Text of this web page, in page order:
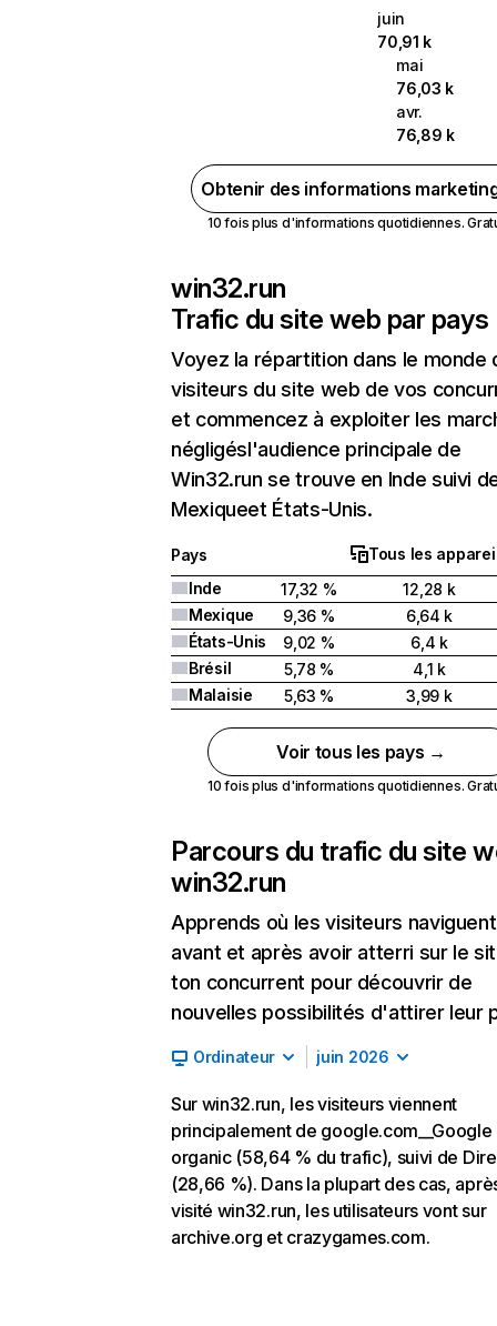
juin
70,91 k
mai
76,03 k
avr.
76,89 k
Obtenir des informations
10 fois plus d'informations quotidiennes.
win32.run
Trafic du site web par pays
Voyez la répartition dans le monde
visiteurs du site web de vos
et commencez à exploiter les
négligésl'audience principale de
Win32.run se trouve en Inde suivi
Mexiqueet États-Unis.
Pays
Tous les
Inde
17,32 %
12,28 k
Mexique
9,36 %
6,64 k
États-Unis
9,02 %
6,4 k
Brésil
5,78 %
4,1 k
Malaisie
5,63 % 3,99 k
Voir tous les pays →
10 fois plus d'informations quotidiennes.
Parcours du trafic du site
win32.run
Apprends où les visiteurs naviguent
avant et après avoir atterri sur le
ton concurrent pour découvrir de
nouvelles possibilités d'attirer leur
Ordinateur juin 2026
Sur win32.run, les visiteurs viennent
principalement de google.com__Google
organic (58,64 % du trafic), suivi de
(28,66 %). Dans la plupart des cas,
visité win32.run, les utilisateurs vont sur
archive.org et crazygames.com.